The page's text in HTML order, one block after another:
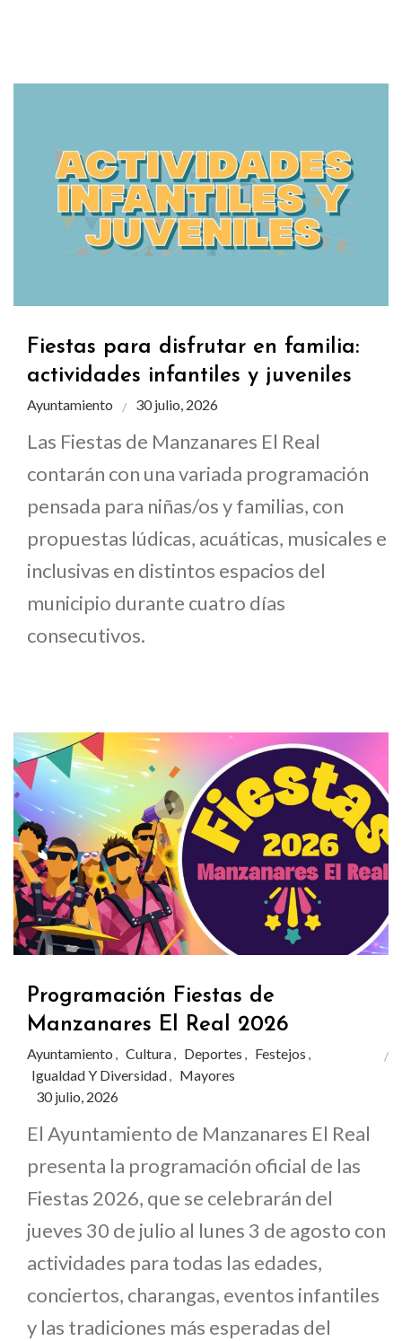
Fiestas para disfrutar en familia:
actividades infantiles y juveniles
Ayuntamiento 30 julio, 2026
Las Fiestas de Manzanares El Real
contarán con una variada programación
pensada para niñas/os y familias, con
propuestas lúdicas, acuáticas, musicales e
inclusivas en distintos espacios del
municipio durante cuatro días
consecutivos.
Programación Fiestas de
Manzanares El Real 2026
Ayuntamiento , Cultura, Deportes , Festejos ,
Igualdad Y Diversidad, Mayores
30 julio, 2026
El Ayuntamiento de Manzanares El Real
presenta la programación oficial de las
Fiestas 2026, que se celebrarán del
jueves 30 de julio al lunes 3 de agosto con
actividades para todas las edades,
conciertos, charangas, eventos infantiles
y las tradiciones más esperadas del